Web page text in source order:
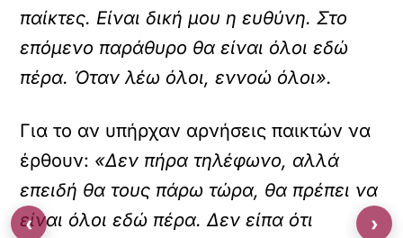
παίκτες. Είναι δική μου η ευθύνη. Στο
επόμενο παράθυρο θα είναι όλοι εδώ
πέρα. Όταν λέω όλοι, εννοώ όλοι».
Για το αν υπήρχαν αρνήσεις παικτών να
έρθουν: «Δεν πήρα τηλέφωνο, αλλά
επειδή θα τους πάρω τώρα, θα πρέπει να
είναι όλοι εδώ πέρα. Δεν είπα ότι
‹ ›